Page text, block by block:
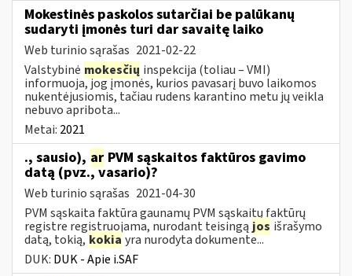
Mokestinės paskolos sutarčiai be palūkanų
sudaryti įmonės turi dar savaitę laiko
Web turinio sąrašas 2021-02-22
Valstybinė mokesčių inspekcija (toliau – VMI)
informuoja, jog įmonės, kurios pavasarį buvo laikomos
nukentėjusiomis, tačiau rudens karantino metu jų veikla
nebuvo apribota...
Metai: 2021
., sausio), ar PVM sąskaitos faktūros gavimo
datą (pvz., vasario)?
Web turinio sąrašas 2021-04-30
PVM sąskaita faktūra gaunamų PVM sąskaitų faktūrų
registre registruojama, nurodant teisingą jos išrašymo
datą, tokią, kokia yra nurodyta dokumente...
DUK: DUK - Apie i.SAF